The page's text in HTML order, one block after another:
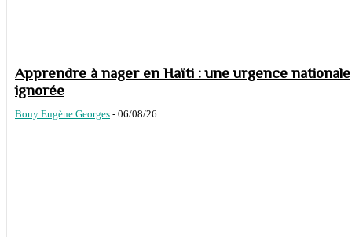
Apprendre à nager en Haïti : une urgence nationale
ignorée
Bony Eugène Georges - 06/08/26